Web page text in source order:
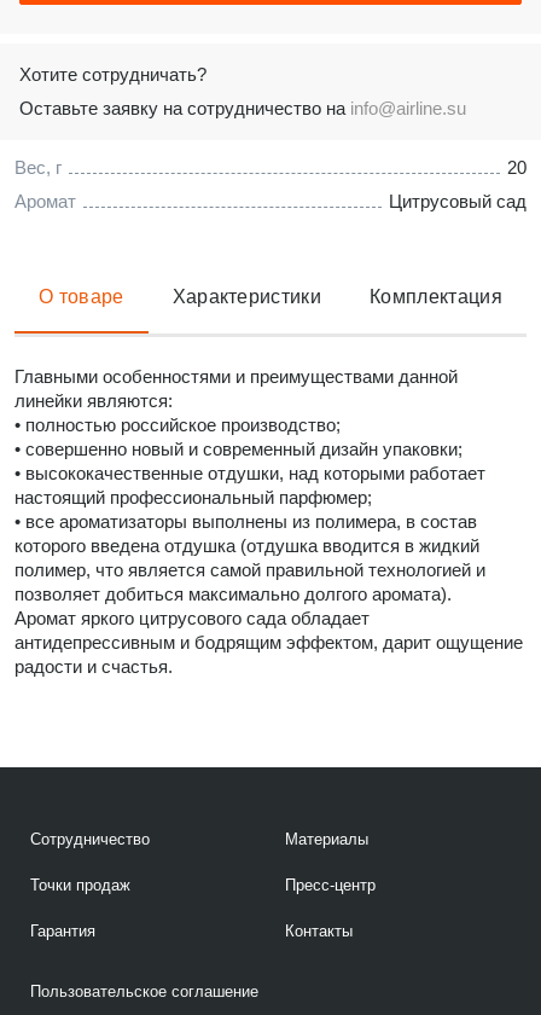
Вес, г
20
Аромат
Цитрусовый сад
Хотите сотрудничать?
Оставьте заявку на сотрудничество на info@airline.su
О товаре Характеристики Комплектация
Главными особенностями и преимуществами данной
линейки являются:
• полностью российское производство;
• совершенно новый и современный дизайн упаковки;
• высококачественные отдушки, над которыми работает
настоящий профессиональный парфюмер;
• все ароматизаторы выполнены из полимера, в состав
которого введена отдушка (отдушка вводится в жидкий
полимер, что является самой правильной технологией и
позволяет добиться максимально долгого аромата).
Аромат яркого цитрусового сада обладает
антидепрессивным и бодрящим эффектом, дарит ощущение
радости и счастья.
Сотрудничество
Точки продаж
Гарантия
Материалы
Пресс-центр
Контакты
Пользовательское соглашение